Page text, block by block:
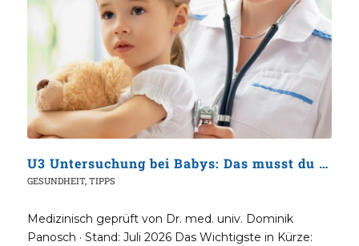
U3 Untersuchung bei Babys: Das musst du beachten
GESUNDHEIT, TIPPS
Medizinisch geprüft von Dr. med. univ. Dominik
Panosch · Stand: Juli 2026 Das Wichtigste in Kürze: